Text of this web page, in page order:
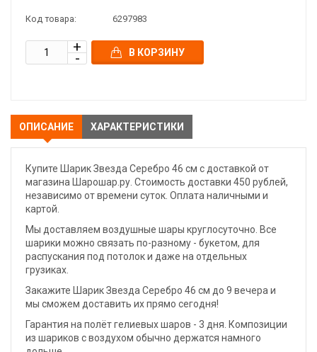
Код товара: 6297983
В КОРЗИНУ
ОПИСАНИЕ ХАРАКТЕРИСТИКИ
Купите Шарик Звезда Серебро 46 см с доставкой от
магазина Шарошар.ру. Стоимость доставки 450 рублей,
независимо от времени суток. Оплата наличными и
картой.
Мы доставляем воздушные шары круглосуточно. Все
шарики можно связать по-разному - букетом, для
распускания под потолок и даже на отдельных
грузиках.
Закажите Шарик Звезда Серебро 46 см до 9 вечера и
мы сможем доставить их прямо сегодня!
Гарантия на полёт гелиевых шаров - 3 дня. Композиции
из шариков с воздухом обычно держатся намного